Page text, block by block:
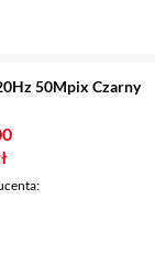
50Mpix Czarny
199 zł